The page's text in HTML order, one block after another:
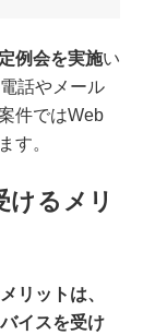
例会を実施い
話やメール
件ではWeb
す。
けるメリ
リットは、
イスを受け